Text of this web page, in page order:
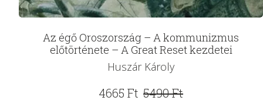
Az égő Oroszország – A kommunizmus
előtörténete – A Great Reset kezdetei
Huszár Károly
5490Ft
Original
4665 Ft
Current